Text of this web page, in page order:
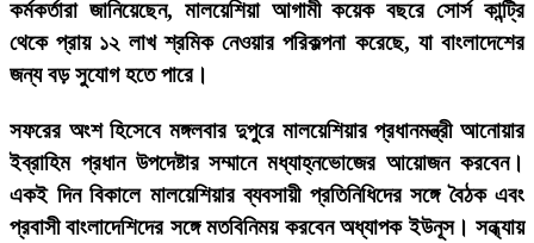
কর্মকর্তারা জানিয়েছেন, মালয়েশিয়া আগামী কয়েক বছরে সোর্স কান্ট্রি
থেকে প্রায় ১২ লাখ শ্রমিক নেওয়ার পরিকল্পনা করেছে, যা বাংলাদেশের
জন্য বড় সুযোগ হতে পারে।
সফরের অংশ হিসেবে মঙ্গলবার দুপুরে মালয়েশিয়ার প্রধানমন্ত্রী আনোয়ার
ইব্রাহিম প্রধান উপদেষ্টার সম্মানে মধ্যাহ্নভোজের আয়োজন করবেন।
একই দিন বিকালে মালয়েশিয়ার ব্যবসায়ী প্রতিনিধিদের সঙ্গে বৈঠক এবং
প্রবাসী বাংলাদেশিদের সঙ্গে মতবিনিময় করবেন অধ্যাপক ইউনূস। সন্ধ্যায়